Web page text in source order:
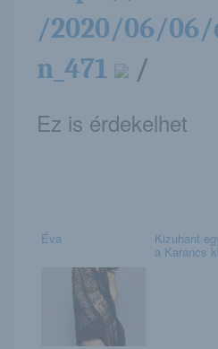
/2020/06/06/
n_471
/
Ez is érdekelhet
Éva Kizuhant
a Karancs